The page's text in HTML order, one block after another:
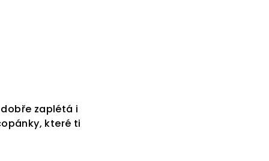
zaplétá i
které ti